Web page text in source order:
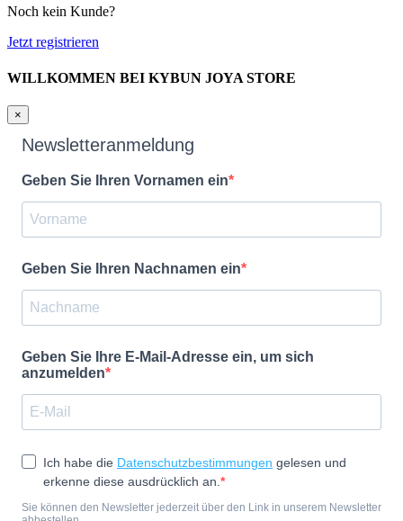
Noch kein Kunde?
Jetzt registrieren
WILLKOMMEN BEI KYBUN JOYA STORE
×
Newsletteranmeldung
Geben Sie Ihren Vornamen ein
Geben Sie Ihren Nachnamen ein
Geben Sie Ihre E-Mail-Adresse ein, um sich
anzumelden
Ich habe die Datenschutzbestimmungen gelesen und
erkenne diese ausdrücklich an.
Sie können den Newsletter jederzeit über den Link in unserem Newsletter